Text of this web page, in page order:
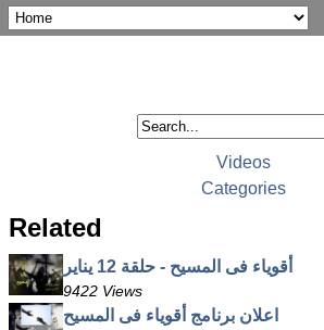
Videos
Categories
Related
أقوياء فى المسيح - حلقة 12 يناير
9422 Views
اعلان برنامج أقوياء فى المسيح